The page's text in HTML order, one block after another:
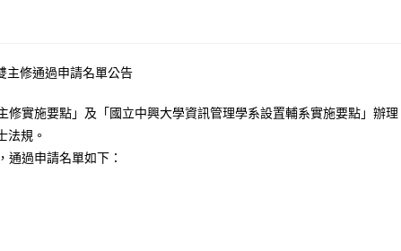
主修通過申請名單公告
修實施要點」及「國立中興大學資訊管理學系設置輔系實施要點」辦
法規。
通過申請名單如下：